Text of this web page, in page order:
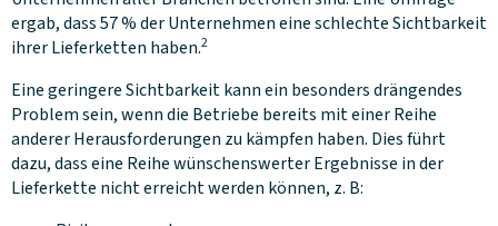
ergab, dass 57 % der Unternehmen eine schlechte Sichtbarkeit
ihrer Lieferketten haben.2
Eine geringere Sichtbarkeit kann ein besonders drängendes
Problem sein, wenn die Betriebe bereits mit einer Reihe
anderer Herausforderungen zu kämpfen haben. Dies führt
dazu, dass eine Reihe wünschenswerter Ergebnisse in der
Lieferkette nicht erreicht werden können, z. B: